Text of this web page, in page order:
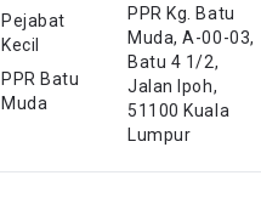
Pejabat
Kecil
PPR Batu
Muda
PPR Kg. Batu
Muda, A-00-03,
Batu 4 1/2,
Jalan Ipoh,
51100 Kuala
Lumpur